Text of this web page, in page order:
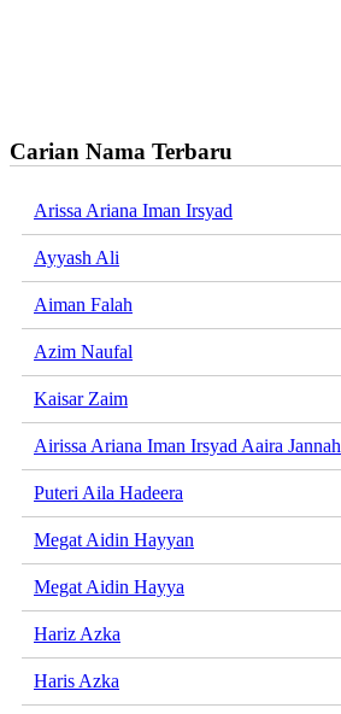
Carian Nama Terbaru
Arissa Ariana Iman Irsyad
Ayyash Ali
Aiman Falah
Azim Naufal
Kaisar Zaim
Airissa Ariana Iman Irsyad Aaira Jannah
Puteri Aila Hadeera
Megat Aidin Hayyan
Megat Aidin Hayya
Hariz Azka
Haris Azka